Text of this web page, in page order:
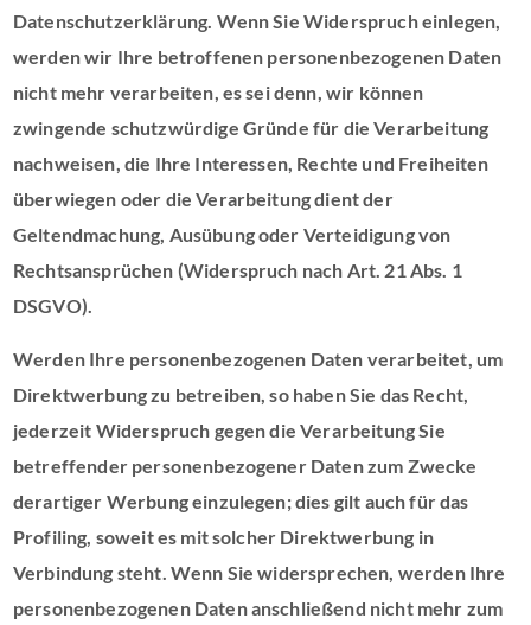
Datenschutzerklärung. Wenn Sie Widerspruch einlegen,
werden wir Ihre betroffenen personenbezogenen Daten
nicht mehr verarbeiten, es sei denn, wir können
zwingende schutzwürdige Gründe für die Verarbeitung
nachweisen, die Ihre Interessen, Rechte und Freiheiten
überwiegen oder die Verarbeitung dient der
Geltendmachung, Ausübung oder Verteidigung von
Rechtsansprüchen (Widerspruch nach Art. 21 Abs. 1
DSGVO).
Werden Ihre personenbezogenen Daten verarbeitet, um
Direktwerbung zu betreiben, so haben Sie das Recht,
jederzeit Widerspruch gegen die Verarbeitung Sie
betreffender personenbezogener Daten zum Zwecke
derartiger Werbung einzulegen; dies gilt auch für das
Profiling, soweit es mit solcher Direktwerbung in
Verbindung steht. Wenn Sie widersprechen, werden Ihre
personenbezogenen Daten anschließend nicht mehr zum